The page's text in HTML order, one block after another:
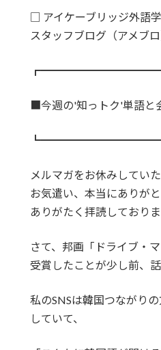
□ アイケーブリッジ外語
スタッフブログ（アメブ
■今週の'知っトク'単語と
メルマガをお休みしてい
お気遣い、本当にありが
ありがたく拝読しており
さて、邦画「ドライブ・
受賞したことが少し前、
私のSNSは韓国つながり
していて、